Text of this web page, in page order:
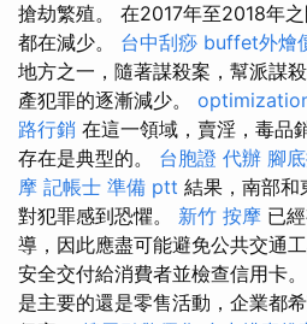
搶劫繁殖。 在2017年至2018年
都在減少。 台中刮痧 buffet外燴
地方之一，隨著謀殺案，幫派謀
產犯罪的逐漸減少。
路行銷 在這一領域，賣淫，毒品
存在是典型的。 台胞證 代辦 腳
摩 記帳士 準備 ptt 結果，南部和
對犯罪感到恐懼。 新竹 按摩 已
導，因此應盡可能避免公共交通
安全交付給消費者並檢查信用卡。
是主要的還是零售活動，企業都